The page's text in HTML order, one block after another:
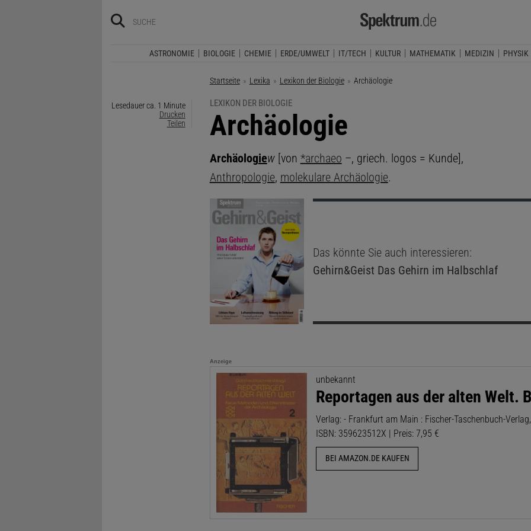
ASTRONOMIE BIOLOGIE CHEMIE ERDE/UMWELT IT/TECH KULTUR MATHEMATIK MEDIZIN PHYSIK
Startseite Lexika Lexikon der Biologie Aktuelle Seite:
Archäologie
Lesedauer ca. 1 Minute
Drucken
Teilen
LEXIKON DER BIOLOGIE
:
Archäologie
Archäologiew[von *archaeo –, griech. logos = Kunde],
Anthropologie, molekulare Archäologie.
Das könnte Sie auch interessieren:
Gehirn&Geist Das Gehirn im Halbschlaf
Anzeige
unbekannt
Reportagen aus der alten Welt.
Verlag: - Frankfurt am Main : Fischer-Taschenbuch-Verlag,
ISBN: 359623512X | Preis: 7,95 €
BEI AMAZON.DE KAUFEN